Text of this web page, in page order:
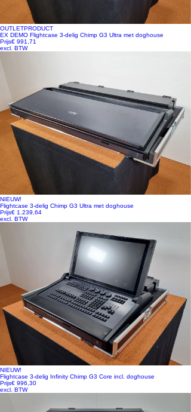
OUTLETPRODUCT
EX DEMO Flightcase 3-delig Chimp G3 Ultra met doghouse
Prijs€ 991,71
excl. BTW
NIEUW!
Flightcase 3-delig Chimp G3 Ultra met doghouse
Prijs€ 1.239,64
excl. BTW
NIEUW!
Flightcase 3-delig Infinity Chimp G3 Core incl. doghouse
Prijs€ 996,30
excl. BTW